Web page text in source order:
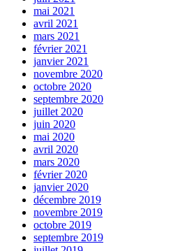
mai 2021
avril 2021
mars 2021
février 2021
janvier 2021
novembre 2020
octobre 2020
septembre 2020
juillet 2020
juin 2020
mai 2020
avril 2020
mars 2020
février 2020
janvier 2020
décembre 2019
novembre 2019
octobre 2019
septembre 2019